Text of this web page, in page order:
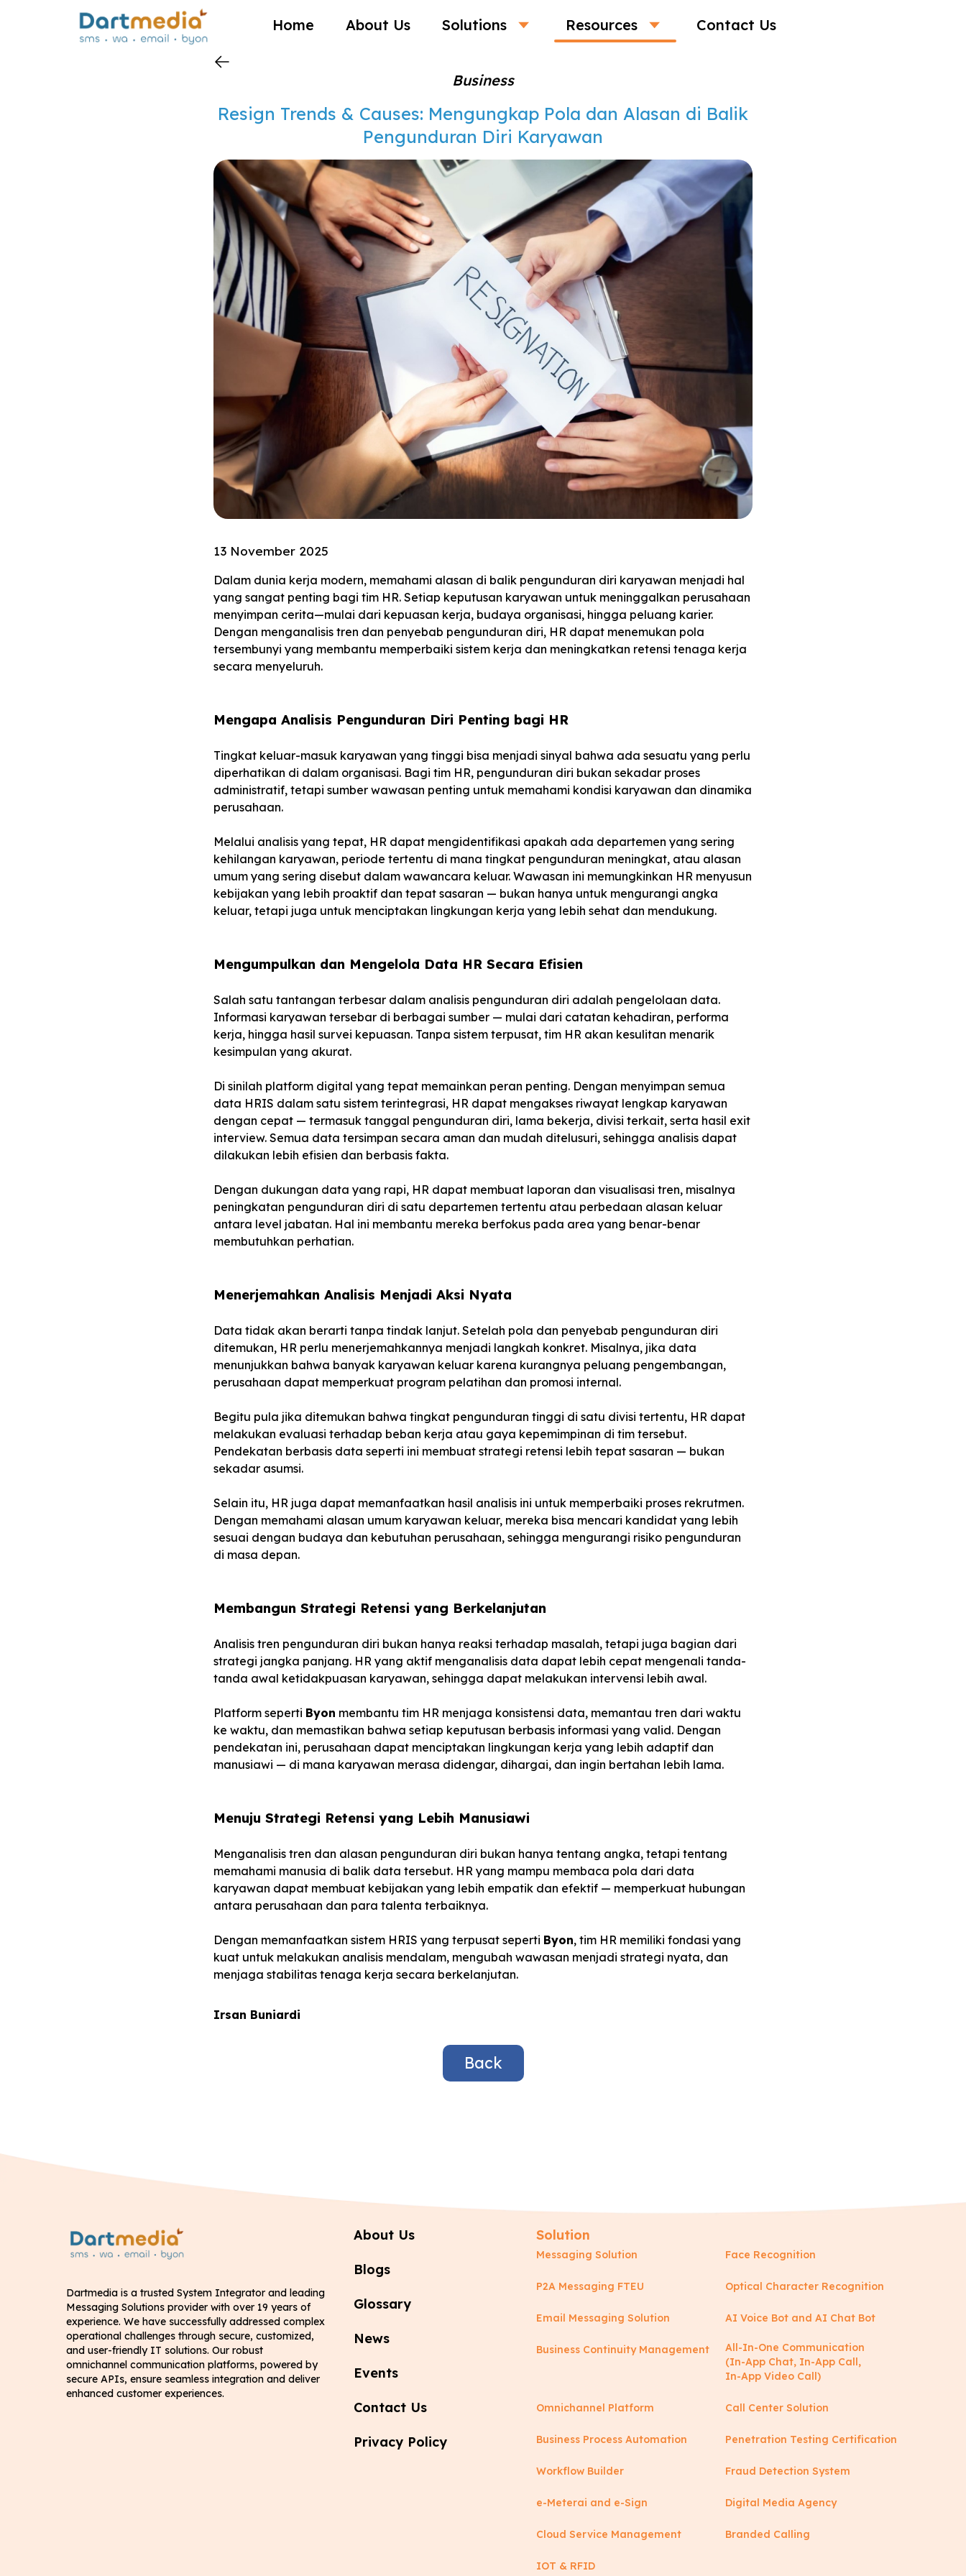
Home About Us Solutions Resources Contact Us
Business
Resign Trends & Causes: Mengungkap Pola dan Alasan di Balik
Pengunduran Diri Karyawan
13 November 2025
Dalam dunia kerja modern, memahami alasan di balik pengunduran diri karyawan menjadi hal
yang sangat penting bagi tim HR. Setiap keputusan karyawan untuk meninggalkan perusahaan
menyimpan cerita—mulai dari kepuasan kerja, budaya organisasi, hingga peluang karier.
Dengan menganalisis tren dan penyebab pengunduran diri, HR dapat menemukan pola
tersembunyi yang membantu memperbaiki sistem kerja dan meningkatkan retensi tenaga kerja
secara menyeluruh.
Mengapa Analisis Pengunduran Diri Penting bagi HR
Tingkat keluar-masuk karyawan yang tinggi bisa menjadi sinyal bahwa ada sesuatu yang perlu
diperhatikan di dalam organisasi. Bagi tim HR, pengunduran diri bukan sekadar proses
administratif, tetapi sumber wawasan penting untuk memahami kondisi karyawan dan dinamika
perusahaan.
Melalui analisis yang tepat, HR dapat mengidentifikasi apakah ada departemen yang sering
kehilangan karyawan, periode tertentu di mana tingkat pengunduran meningkat, atau alasan
umum yang sering disebut dalam wawancara keluar. Wawasan ini memungkinkan HR menyusun
kebijakan yang lebih proaktif dan tepat sasaran — bukan hanya untuk mengurangi angka
keluar, tetapi juga untuk menciptakan lingkungan kerja yang lebih sehat dan mendukung.
Mengumpulkan dan Mengelola Data HR Secara Efisien
Salah satu tantangan terbesar dalam analisis pengunduran diri adalah pengelolaan data.
Informasi karyawan tersebar di berbagai sumber — mulai dari catatan kehadiran, performa
kerja, hingga hasil survei kepuasan. Tanpa sistem terpusat, tim HR akan kesulitan menarik
kesimpulan yang akurat.
Di sinilah platform digital yang tepat memainkan peran penting. Dengan menyimpan semua
data HRIS dalam satu sistem terintegrasi, HR dapat mengakses riwayat lengkap karyawan
dengan cepat — termasuk tanggal pengunduran diri, lama bekerja, divisi terkait, serta hasil exit
interview. Semua data tersimpan secara aman dan mudah ditelusuri, sehingga analisis dapat
dilakukan lebih efisien dan berbasis fakta.
Dengan dukungan data yang rapi, HR dapat membuat laporan dan visualisasi tren, misalnya
peningkatan pengunduran diri di satu departemen tertentu atau perbedaan alasan keluar
antara level jabatan. Hal ini membantu mereka berfokus pada area yang benar-benar
membutuhkan perhatian.
Menerjemahkan Analisis Menjadi Aksi Nyata
Data tidak akan berarti tanpa tindak lanjut. Setelah pola dan penyebab pengunduran diri
ditemukan, HR perlu menerjemahkannya menjadi langkah konkret. Misalnya, jika data
menunjukkan bahwa banyak karyawan keluar karena kurangnya peluang pengembangan,
perusahaan dapat memperkuat program pelatihan dan promosi internal.
Begitu pula jika ditemukan bahwa tingkat pengunduran tinggi di satu divisi tertentu, HR dapat
melakukan evaluasi terhadap beban kerja atau gaya kepemimpinan di tim tersebut.
Pendekatan berbasis data seperti ini membuat strategi retensi lebih tepat sasaran — bukan
sekadar asumsi.
Selain itu, HR juga dapat memanfaatkan hasil analisis ini untuk memperbaiki proses rekrutmen.
Dengan memahami alasan umum karyawan keluar, mereka bisa mencari kandidat yang lebih
sesuai dengan budaya dan kebutuhan perusahaan, sehingga mengurangi risiko pengunduran
di masa depan.
Membangun Strategi Retensi yang Berkelanjutan
Analisis tren pengunduran diri bukan hanya reaksi terhadap masalah, tetapi juga bagian dari
strategi jangka panjang. HR yang aktif menganalisis data dapat lebih cepat mengenali tanda-
tanda awal ketidakpuasan karyawan, sehingga dapat melakukan intervensi lebih awal.
Platform seperti Byon membantu tim HR menjaga konsistensi data, memantau tren dari waktu
ke waktu, dan memastikan bahwa setiap keputusan berbasis informasi yang valid. Dengan
pendekatan ini, perusahaan dapat menciptakan lingkungan kerja yang lebih adaptif dan
manusiawi — di mana karyawan merasa didengar, dihargai, dan ingin bertahan lebih lama.
Menuju Strategi Retensi yang Lebih Manusiawi
Menganalisis tren dan alasan pengunduran diri bukan hanya tentang angka, tetapi tentang
memahami manusia di balik data tersebut. HR yang mampu membaca pola dari data
karyawan dapat membuat kebijakan yang lebih empatik dan efektif — memperkuat hubungan
antara perusahaan dan para talenta terbaiknya.
Dengan memanfaatkan sistem HRIS yang terpusat seperti Byon, tim HR memiliki fondasi yang
kuat untuk melakukan analisis mendalam, mengubah wawasan menjadi strategi nyata, dan
menjaga stabilitas tenaga kerja secara berkelanjutan.
Irsan Buniardi
Back
Dartmedia is a trusted System Integrator and leading
Messaging Solutions provider with over 19 years of
experience. We have successfully addressed complex
operational challenges through secure, customized,
and user-friendly IT solutions. Our robust
omnichannel communication platforms, powered by
secure APIs, ensure seamless integration and deliver
enhanced customer experiences.
About Us
Blogs
Glossary
News
Events
Contact Us
Privacy Policy
Solution
Messaging Solution Face Recognition
P2A Messaging FTEU Optical Character Recognition
Email Messaging Solution AI Voice Bot and AI Chat Bot
Business Continuity Management
All-In-One Communication
(In-App Chat, In-App Call,
In-App Video Call)
Omnichannel Platform Call Center Solution
Business Process Automation Penetration Testing Certification
Workflow Builder Fraud Detection System
e-Meterai and e-Sign Digital Media Agency
Cloud Service Management Branded Calling
IOT & RFID